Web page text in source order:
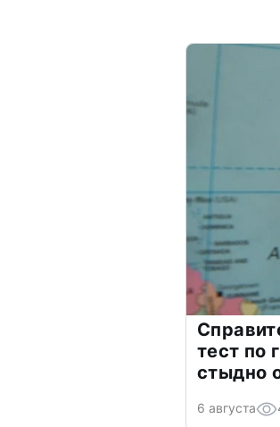
тест по
стыдно
6 августа